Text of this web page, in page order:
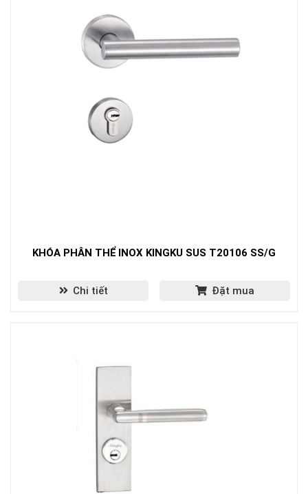
KHÓA PHÂN THỂ INOX KINGKU SUS T20106 SS/G
Chi tiết Đặt mua